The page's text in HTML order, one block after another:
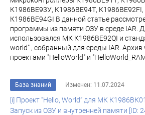
К1986ВЕ93У, К1986ВЕ94Т,
К1986ВЕ94GI В данной статье
программы из памяти ОЗУ в среде IAR.
использовался МК К1986ВЕ92QI и
world" , собранный для среды IAR. Архив
проектами "HelloWorld" и
База знаний Изменен: 11.07.2024
[i] Проект “Hello, World” для МК
Запуск из ОЗУ и внутренней памяти [ID: